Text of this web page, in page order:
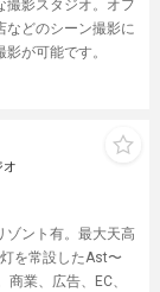
撮影スタジオ。オフ
などのシーン撮影に
が可能です。
オ
ゾント有。最大天高
を常設したAst〜
業、広告、EC、